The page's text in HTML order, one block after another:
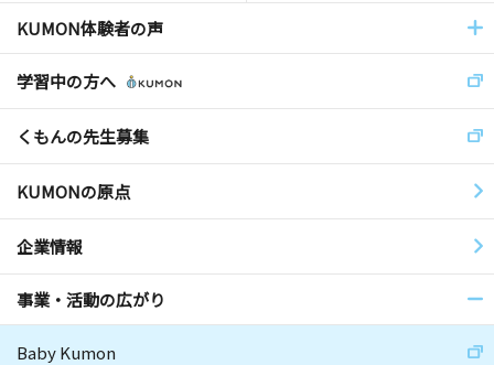
KUMON体験者の声
学習中の方へ
くもんの先生募集
KUMONの原点
企業情報
事業・活動の広がり
Baby Kumon